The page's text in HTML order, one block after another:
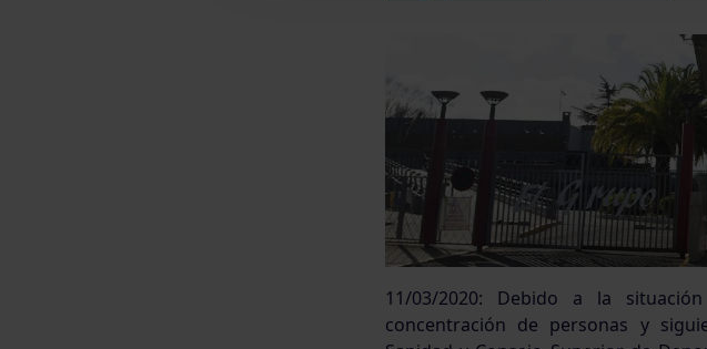
11/03/2020: Debido a la
concentración de personas y